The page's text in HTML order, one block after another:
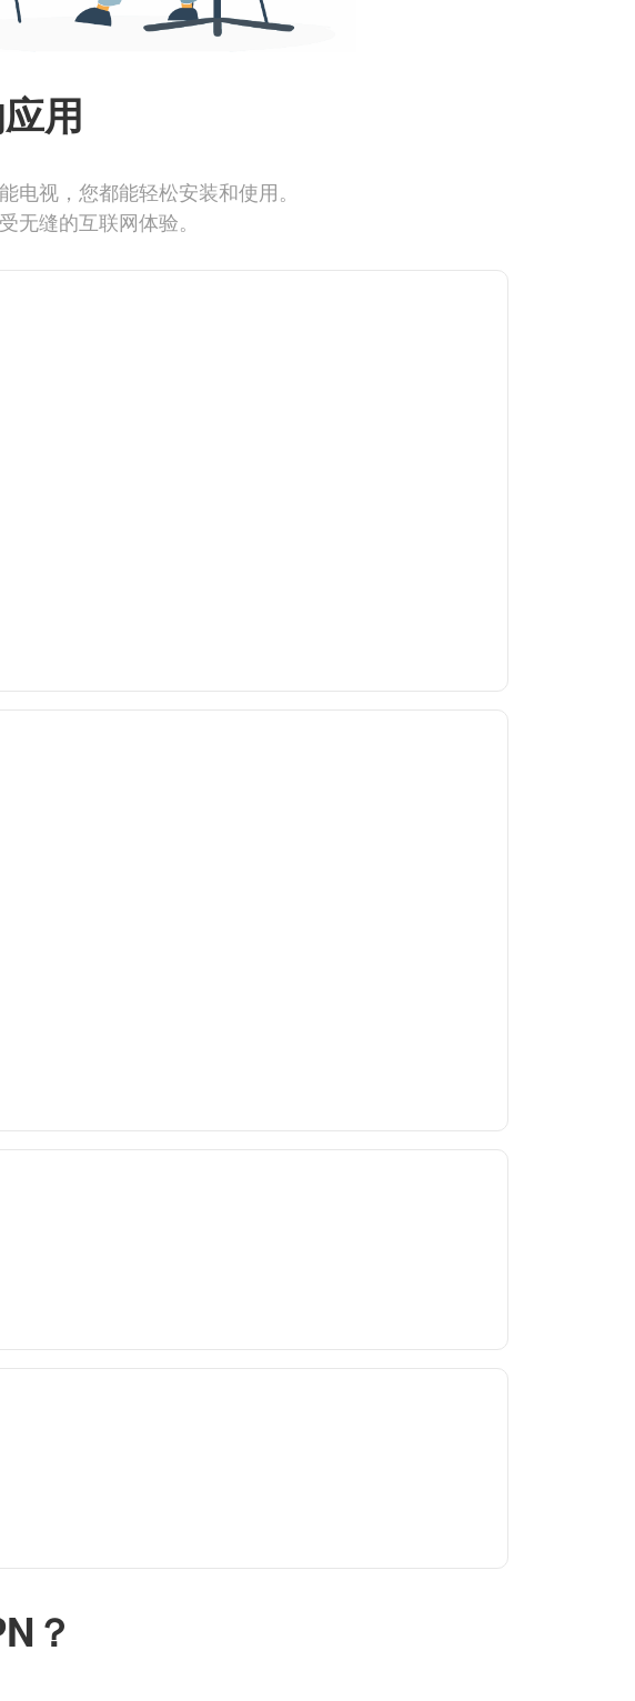
？
用
视，您都能轻松安装和使用。
缝的互联网体验。